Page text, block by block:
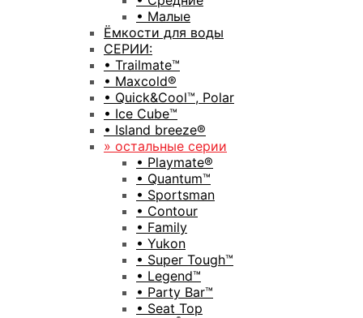
• Малые
Ёмкости для воды
СЕРИИ:
• Trailmate™
• Maxcold®
• Quick&Cool™, Polar
• Ice Cube™
• Island breeze®
» остальные серии
• Playmate®
• Quantum™
• Sportsman
• Contour
• Family
• Yukon
• Super Tough™
• Legend™
• Party Bar™
• Seat Top